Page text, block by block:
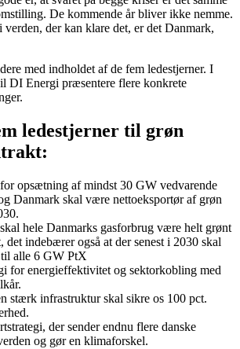
De kommende år bliver ikke nemme.
der kan klare det, er det Danmark,
med indholdet af de fem ledestjerner. I
DI Energi præsentere flere konkrete
ledestjerner til grøn
opsætning af mindst 30 GW vedvarende
Danmark skal være nettoeksportør af grøn
hele Danmarks gasforbrug være helt grønt
indebærer også at der senest i 2030 skal
alle 6 GW PtX
for energieffektivitet og sektorkobling med
stærk infrastruktur skal sikre os 100 pct.
der sender endnu flere danske
og gør en klimaforskel.